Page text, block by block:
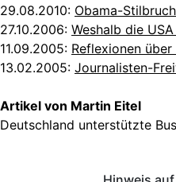
29.08.2010: Obama-
27.10.2006: Weshalb die
11.09.2005: Reflexionen
13.02.2005: Journalisten-
Artikel von Martin Eitel
Deutschland unterstützte